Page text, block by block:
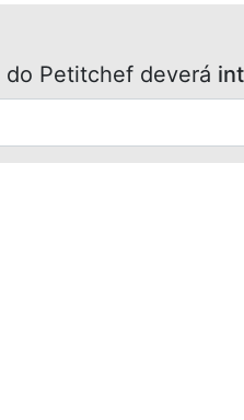
do Petitchef deverá